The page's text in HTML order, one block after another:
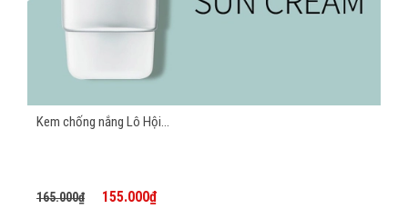
Kem chống nắng Lô Hội...
165.000₫ 155.000₫